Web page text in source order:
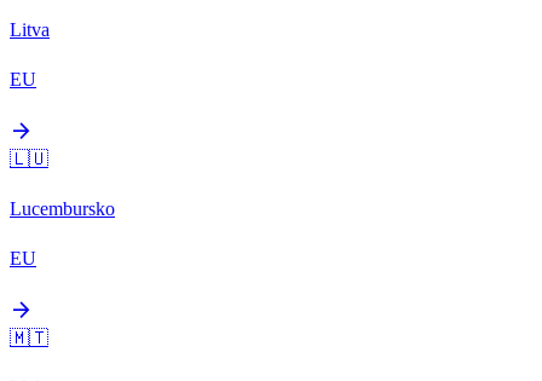
Litva
EU
arrow_forward
🇱🇺
Lucembursko
EU
arrow_forward
🇲🇹